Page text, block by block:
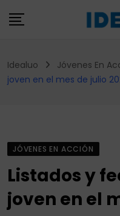
to
Idealuo Jóvenes En
joven en el mes de julio
JÓVENES EN ACCIÓN
Listados y
joven en el